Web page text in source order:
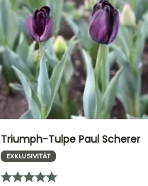
Triumph-Tulpe Paul Scherer
EXKLUSIVITÄT